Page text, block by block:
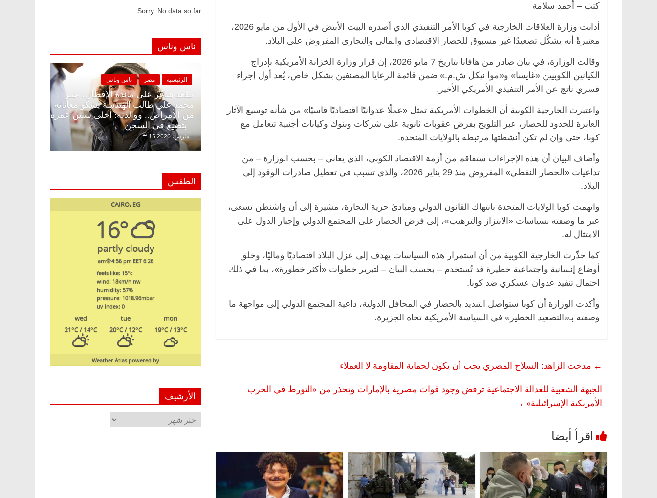
كتب – أحمد سلامة
أدانت وزارة العلاقات الخارجية في كوبا الأمر التنفيذي الذي أصدره البيت الأبيض في الأول من مايو 2026،
معتبرةً أنه يشكّل تصعيدًا غير مسبوق للحصار الاقتصادي والمالي والتجاري المفروض على البلاد.
وقالت الوزارة، في بيان صادر من هافانا بتاريخ 7 مايو 2026، إن قرار وزارة الخزانة الأمريكية بإدراج
الكيانين الكوبيين «غايسا» و«موا نيكل ش.م.» ضمن قائمة الرعايا المصنفين بشكل خاص، يُعد أول إجراء
قسري ناتج عن الأمر التنفيذي الأمريكي الأخير.
واعتبرت الخارجية الكوبية أن الخطوات الأمريكية تمثل «عملًا عدوانيًا اقتصاديًا قاسيًا» من شأنه توسيع الآثار
العابرة للحدود للحصار، عبر التلويح بفرض عقوبات ثانوية على شركات وبنوك وكيانات أجنبية تتعامل مع
كوبا، حتى وإن لم تكن أنشطتها مرتبطة بالولايات المتحدة.
وأضاف البيان أن هذه الإجراءات ستفاقم من أزمة الاقتصاد الكوبي، الذي يعاني – بحسب الوزارة – من
تداعيات «الحصار النفطي» المفروض منذ 29 يناير 2026، والذي تسبب في تعطيل صادرات الوقود إلى
البلاد.
واتهمت كوبا الولايات المتحدة بانتهاك القانون الدولي ومبادئ حرية التجارة، مشيرة إلى أن واشنطن تسعى،
عبر ما وصفته بسياسات «الابتزاز والترهيب»، إلى فرض الحصار على المجتمع الدولي وإجبار الدول على
الامتثال له.
كما حذّرت الخارجية الكوبية من أن استمرار هذه السياسات يهدف إلى عزل البلاد اقتصاديًا وماليًا، وخلق
أوضاع إنسانية واجتماعية خطيرة قد تُستخدم – بحسب البيان – لتبرير خطوات «أكثر خطورة»، بما في ذلك
احتمال تنفيذ عدوان عسكري ضد كوبا.
وأكدت الوزارة أن كوبا ستواصل التنديد بالحصار في المحافل الدولية، داعية المجتمع الدولي إلى مواجهة ما
وصفته بـ«التصعيد الخطير» في السياسة الأمريكية تجاه الجزيرة.
← مدحت الزاهد: السلاح المصري يجب أن يكون لحماية المقاومة لا العملاء
الجبهة الشعبية للعدالة الاجتماعية ترفض وجود قوات مصرية بالإمارات وتحذر من «التورط في الحرب
الأمريكية الإسرائيلية» →
Sorry. No data so far.
ناس وناس
الرئيسية مصر ناس وناس
مقعد شاغر على مائدة الإفطار.. عمر
محمد علي طالب الهندسة يشكو
من الأمراض.. ووالدته: أحلى سنين
بتضيع في السجن
15 مارس، 2026
الرئيسية مصر
مقعد شاغر على الإفطار وبلكونة بلا زينة
رمضان.. د. عبدالخالق فاروق خبير
اقتصادي في انتظار حلم الحرية ولمة
الحبايب
الرئيسية مصر ناس وناس
حسين عبدالهادي فارس مقاومة
الخصخصة الذي دافع عن المال العام
(بروفايل)
21 فبراير، 2026
الرئيسية مصر ناس وناس
في ذكرى رحيله.. د. نور فرحات فقيه
قانوني دافع عن قضايا الوطن وانحاز
للحرية (بروفايل)
26 يناير، 2026
الطقس
CAIRO, EG
16°
partly cloudy
6:26 am
4:56 pm EET
feels like: 15°c
wind: 18km/h nw
humidity: 57%
pressure: 1018.96mbar
uv index: 0
mon
tue
wed
19°C/ 13°C
20°C/ 12°C
21°C/ 14°C
powered by
Weather Atlas
الأرشيف
الأرشيف